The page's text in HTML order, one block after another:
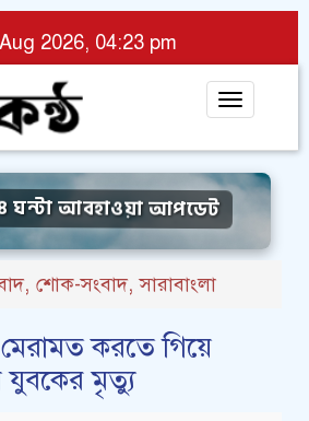
2026, 04:23 pm
Toggle
ঘন্টা আবহাওয়া আপডেট
, শোক-সংবাদ,সারাবাংলা
করতে গিয়ে
যুবকের মৃত্যু